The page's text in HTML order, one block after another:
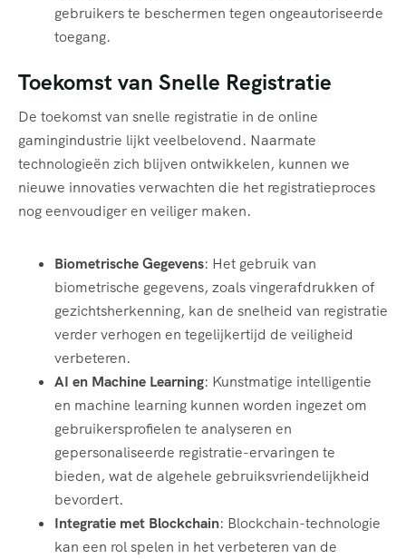
gebruikers te beschermen tegen ongeautoriseerde
toegang.
Toekomst van Snelle Registratie
De toekomst van snelle registratie in de online
gamingindustrie lijkt veelbelovend. Naarmate
technologieën zich blijven ontwikkelen, kunnen we
nieuwe innovaties verwachten die het registratieproces
nog eenvoudiger en veiliger maken.
Biometrische Gegevens: Het gebruik van
biometrische gegevens, zoals vingerafdrukken of
gezichtsherkenning, kan de snelheid van registratie
verder verhogen en tegelijkertijd de veiligheid
verbeteren.
AI en Machine Learning: Kunstmatige intelligentie
en machine learning kunnen worden ingezet om
gebruikersprofielen te analyseren en
gepersonaliseerde registratie-ervaringen te
bieden, wat de algehele gebruiksvriendelijkheid
bevordert.
Integratie met Blockchain: Blockchain-technologie
kan een rol spelen in het verbeteren van de